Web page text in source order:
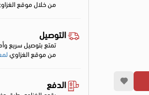
من خلال موقع
التوصيل
تمتع بتوصيل سريع
من موقع الغزاوي
الدفع